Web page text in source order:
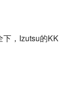
下，Izutsu的KK